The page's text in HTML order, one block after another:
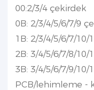
00:2/3/4 çekirdek
0B: 2/3/4/5/6/7/9
1B: 2/3/4/5/6/7/
2B: 3/4/5/6/7/8/
3B: 3/4/5/6/7/9/10/
PCB/lehimleme -